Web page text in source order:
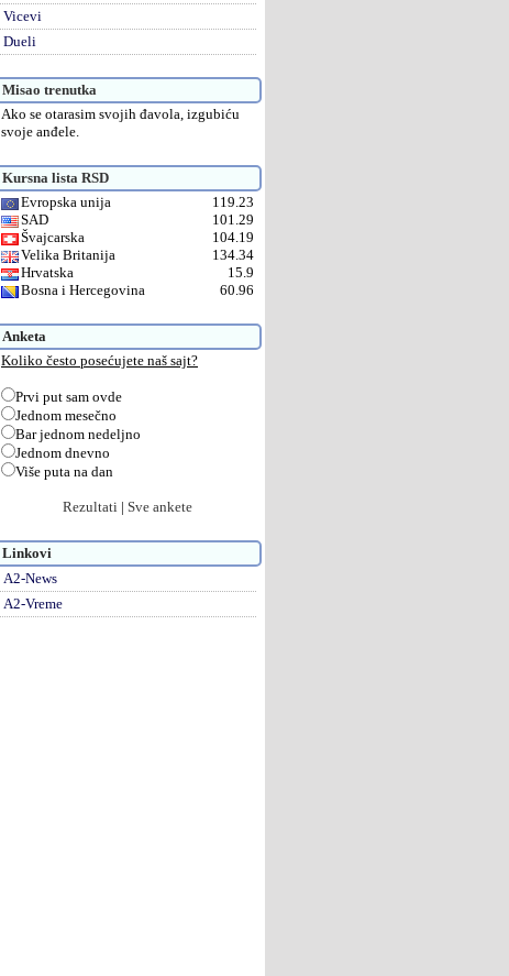
Vicevi
Dueli
Misao trenutka
Ako se otarasim svojih đavola, izgubiću
svoje anđele.
Kursna lista RSD
Evropska unija
119.23
SAD
101.29
Švajcarska
104.19
Velika Britanija
134.34
Hrvatska
15.9
Bosna i Hercegovina
60.96
Anketa
Koliko često posećujete naš sajt?
Prvi put sam ovde
Jednom mesečno
Bar jednom nedeljno
Jednom dnevno
Više puta na dan
Rezultati | Sve ankete
Linkovi
A2-News
A2-Vreme